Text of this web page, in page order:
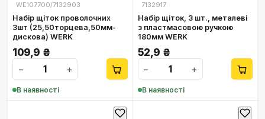
WE107700/7132903
Набір щіток проволочних
3шт (25,50торцева,50мм-
дискова) WERK
109,9 ₴
−
+
В наявності
7132917
Набір щіток, 3 шт., металеві
з пластмасовою ручкою
180мм WERK
52,9 ₴
−
+
В наявності